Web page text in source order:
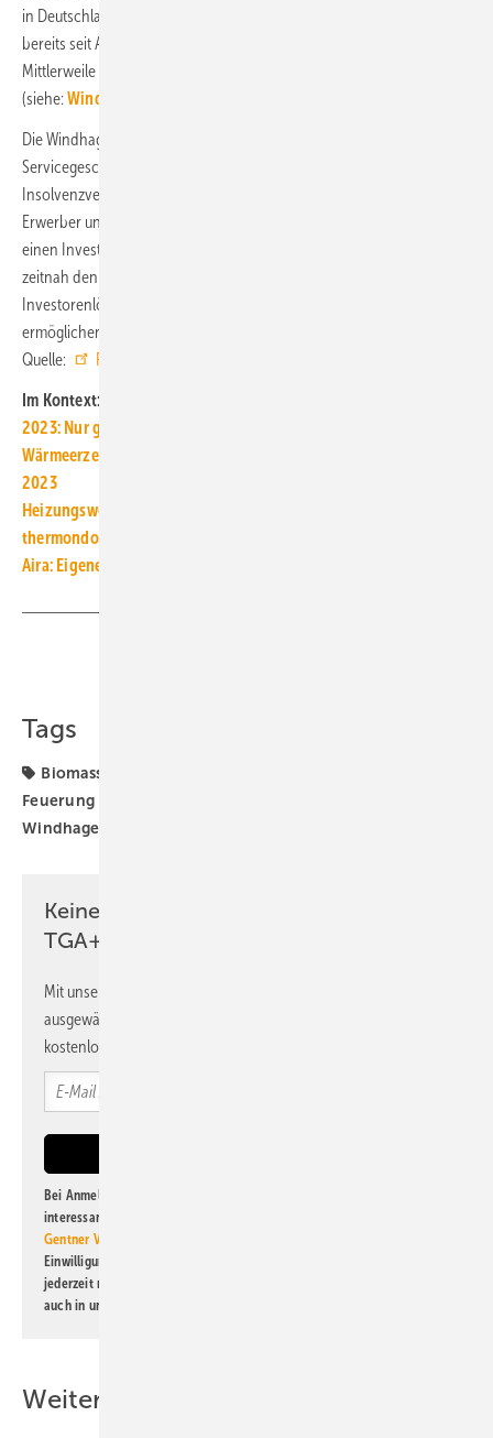
in Deutschland. Das Salzburger Mutterunternehmen befindet sich
bereits seit Anfang Januar 2024 in einem Insolvenzverfahren.
Mittlerweile wurde eine Lösung für Windhager in Österreich gefunden
(siehe: Windhager ist jetzt Best Heating Technology
Die Windhager Zentralheizung GmbH ist für den Vertrieb und das
Servicegeschäft in Deutschland verantwortlich. Der vorläufige
Insolvenzverwalter will nun Gespräche mit dem österreichischen
Erwerber und anderen Unternehmen aus der Branche führen, um
einen Investor für die Gesellschaft zu finden. Stemshorn: „Wir werden
zeitnah den Investorenprozess starten. Ziel ist es, eine
Investorenlösung für die deutsche Windhager-Gesellschaft zu
ermöglichen.“ ■
Quelle:
Pluta
Im Kontext:
2023: Nur geringer Zubau an Pelletanlagen in Deutschland
Wärmeerzeuger, Marktentwicklung in Deutschland, 2000 bis
2023
Heizungswende: Jede Gas-Heizung ein Kostentreiber
thermondo ab Februar 2024 verkauft keine Gas-Heizungen mehr
Aira: Eigene Wärmepumpe mit „15-Jahre-Komfort-Garantie“
Tags
Biomasse-Heizkessel
Feuerung
Windhager
Keine Zeit? Kein Problem mit dem
TGA+E Newsletter!
Mit unserem Newsletter erhalten Sie regelmäßig von uns
ausgewählte Informationen und Neuigkeiten, gebündelt und
kostenlos direkt ins Postfach.
Bei Anmeldung zu diesem Newsletter bin ich damit einverstanden, über
interessante Verlags- und Online-Angebote
Gentner Verlag GmbH & Co. KG
Einwilligung kann ich jederzeit widerrufen und eine Abmeldung ist
jederzeit möglich. Informationen zum Umgang mit Daten finden Sie
auch in unserer
Weitere Inhalte